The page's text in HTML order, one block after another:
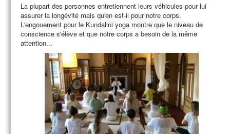
La plupart des personnes entretiennent leurs véhicules pour lui
assurer la longévité mais qu'en est-il pour notre corps.
L'engouement pour le Kundalini yoga montre que le niveau de
conscience s'élève et que notre corps a besoin de la même
attention...